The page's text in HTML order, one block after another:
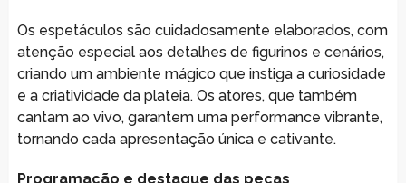
Os espetáculos são cuidadosamente elaborados, com
atenção especial aos detalhes de figurinos e cenários,
criando um ambiente mágico que instiga a curiosidade
e a criatividade da plateia. Os atores, que também
cantam ao vivo, garantem uma performance vibrante,
tornando cada apresentação única e cativante.
Programação e destaque das peças